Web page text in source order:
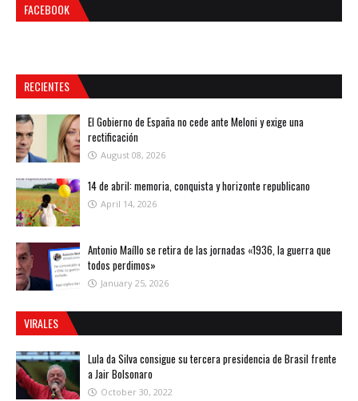
FACEBOOK
RECIENTES
El Gobierno de España no cede ante Meloni y exige una
rectificación
August 08, 2026
14 de abril: memoria, conquista y horizonte republicano
April 14, 2026
Antonio Maíllo se retira de las jornadas «1936, la guerra que
todos perdimos»
January 25, 2026
VIRALES
Lula da Silva consigue su tercera presidencia de Brasil frente
a Jair Bolsonaro
October 30, 2022